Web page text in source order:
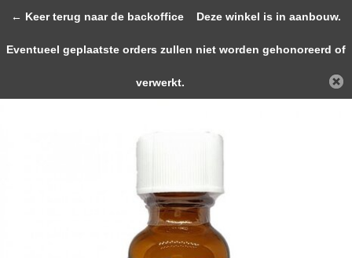
Home JOLT ADDICT Strong Aroma 25ml
← Keer terug naar de backoffice Deze winkel is in aanbouw.
Eventueel geplaatste orders zullen niet worden gehonoreerd of
verwerkt.